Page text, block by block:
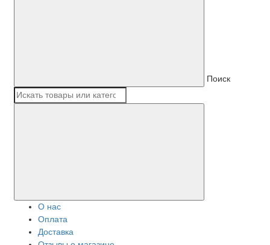
Поиск
О нас
Оплата
Доставка